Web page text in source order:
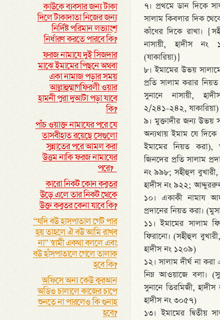
কাউকে ব্যবসার জন্য টাকা
দিলে টাকাদাতা নিজের জন্য
নির্দিষ্ট পরিমান লভ্যাংশ
নির্ধারণ করতে পারবে কি?
ফরজ নামাযে দুই সিজদার
মাঝে ইমামের পিছনে অথবা
একা নামাজ পড়ার সময়
আল্লাহুম্মাগফিরলী ওয়ার
হামনী পুরা দুআটা পড়া যাবে
কি?
পাঁচ ওয়াক্ত নামাযের পরে যে
তাসবীহাত রয়েছে সেগুলো
সুন্নাতের পরে আমল করা
উত্তম নাকি ফরজ নামাযের
পরে?
কারো নিকট কোন কবুতর
উড়ে এলে তার নিকট থেকে
উক্ত কবুতর কেনা যাবে কি?
“যদি বউ হাসপাতাল গেট পার
হয় তাহলে ঐ বউ আমি রাখব
না” স্বামী একথা বললে এবং
বউ হাঁসপাতালে গেলে তালাক
হবে কি?
অফিসে অন্য কেউ কুরআন
অডিও চালালে কাজের চাপে
শুনতে না পারলেও কি গুনাহ
হবে?
৭। প্রথমে ডান দিকে
সালাম কিবলার দিক
কাঁধের দিকে রাখা।
নাসায়ী, হাদীস
(যাকারিয়া)}
৮। ইমামের উভয়
প্রতি সালাম করার
সুনানে নাসায়ী,
২/২৪১-২৪২, যাকারিয়া)
৯। মুক্তাদীর জন্য উভয়
অন্যথায় ইমাম যে
ইমামের নিয়ত করা),
জিনদের প্রতি সালাম
নং ৯৯৮; সহীহুল
হাদীস নং ৯২২;
১০। একাকী নামায
প্রদানের নিয়ত করা।
১১। ইমামের সালাম
ফিরানো। (সহীহুল
হাদীস নং ১২০৯)
১২। সালাম দীর্ঘ না করা
নিম্ন আওয়াজে বলা।
সুনানে তিরমিজী,
হাদীস নং ৩০৫৭)
১৩। ইমামের দ্বিতীয়